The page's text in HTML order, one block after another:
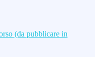
(da pubblicare in